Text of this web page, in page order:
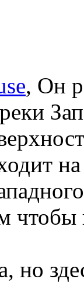
, Он
чтобы
но